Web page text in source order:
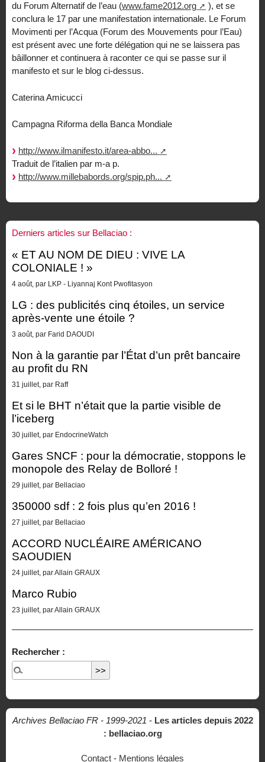
du Forum Alternatif de l’eau (www.fame2012.org
), et se
conclura le 17 par une manifestation internationale. Le Forum
Movimenti per l’Acqua (Forum des Mouvements pour l’Eau)
est présent avec une forte délégation qui ne se laissera pas
bâillonner et continuera à raconter ce qui se passe sur il
manifesto et sur le blog ci-dessus.
Caterina Amicucci
Campagna Riforma della Banca Mondiale
http://www.ilmanifesto.it/area-abbo...
Traduit de l’italien par m-a p.
http://www.millebabords.org/spip.ph...
Derniers articles sur Bellaciao :
« ET AU NOM DE DIEU : VIVE LA
COLONIALE ! »
4 août, par LKP - Liyannaj Kont Pwofitasyon
LG : des publicités cinq étoiles, un service
après-vente une étoile ?
3 août, par Farid DAOUDI
Non à la garantie par l’État d’un prêt bancaire
au profit du RN
31 juillet, par Raff
Et si le BHT n’était que la partie visible de
l’iceberg
30 juillet, par EndocrineWatch
Gares SNCF : pour la démocratie, stoppons le
monopole des Relay de Bolloré !
29 juillet, par Bellaciao
350000 sdf : 2 fois plus qu’en 2016 !
27 juillet, par Bellaciao
ACCORD NUCLÉAIRE AMÉRICANO
SAOUDIEN
24 juillet, par Allain GRAUX
Marco Rubio
23 juillet, par Allain GRAUX
Rechercher :
Archives Bellaciao FR - 1999-2021 - Les articles depuis 2022
: bellaciao.org
Contact - Mentions légales